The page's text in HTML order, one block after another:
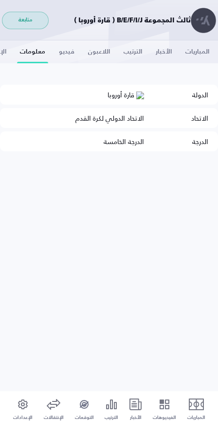
ثالث المجموعة B/E/F/I/J ( قارة أوروبا ) متابعة
المباريات الأخبار الترتيب اللاعبون فيديو معلومات
الدولة
قارة أوروبا
الاتحاد
الاتحاد الدولي لكرة القدم
الدرجة
الدرجة الخامسة
المباريات الفيديوهات الأخبار الترتيب التوقعات الإنتقالات الإعدادات